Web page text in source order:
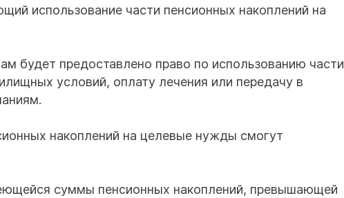
использование части пенсионных накоплений на
будет предоставлено право по использованию части
условий, оплату лечения или передачу в
накоплений на целевые нужды смогут
суммы пенсионных накоплений, превышающей